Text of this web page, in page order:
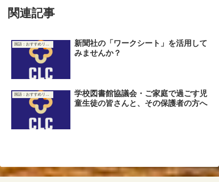
関連記事
国語：おすすめリンク集
新聞社の「ワークシート」を活用して
みませんか？
国語：おすすめリンク集
学校図書館協議会・ご家庭で過ごす児
童生徒の皆さんと、その保護者の方へ